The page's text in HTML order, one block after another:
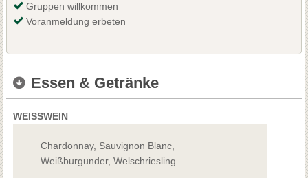
Gruppen willkommen
Voranmeldung erbeten
Essen & Getränke
WEISSWEIN
Chardonnay, Sauvignon Blanc,
Weißburgunder, Welschriesling